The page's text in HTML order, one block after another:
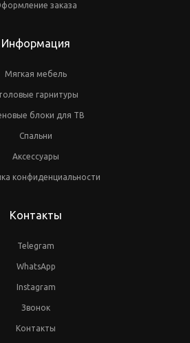
заказа
Информация
Мягкая мебель
гарнитуры
блоки для ТВ
Спальни
Аксессуары
конфиденциальности
Контакты
Telegram
WhatsApp
Instagram
Звонок
Контакты